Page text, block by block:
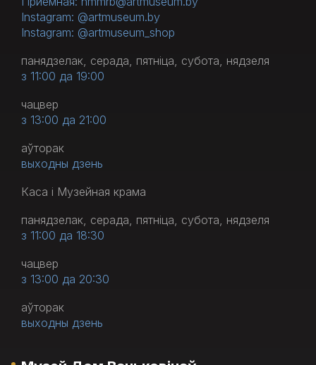
Instagram: @artmuseum.by
Instagram: @artmuseum_shop
панядзелак, серада, пятніца, субота, нядзеля
з 11:00 да 19:00
чацвер
з 13:00 да 21:00
аўторак
выходны дзень
Каса і Музейная крама
панядзелак, серада, пятніца, субота, нядзеля
з 11:00 да 18:30
чацвер
з 13:00 да 20:30
аўторак
выходны дзень